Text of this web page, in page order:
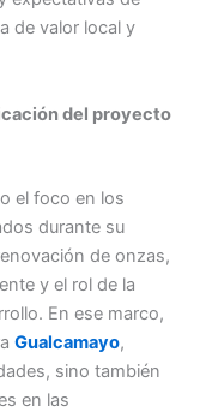
de valor local y
del proyecto
el foco en los
durante su
de onzas,
y el rol de la
En ese marco,
Gualcamayo,
sino también
en las